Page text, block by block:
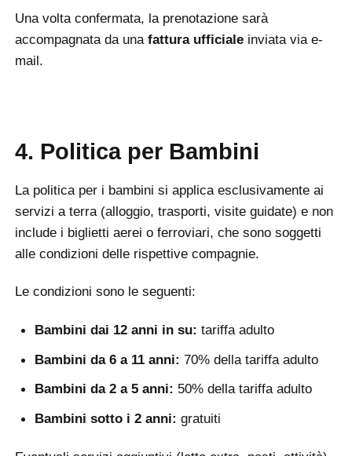
Una volta confermata, la prenotazione sarà
accompagnata da unafattura ufficiale inviata via e-
mail.
4. Politica per Bambini
La politica per i bambini si applica esclusivamente ai
servizi a terra (alloggio, trasporti, visite guidate) e non
include i biglietti aerei o ferroviari, che sono soggetti
alle condizioni delle rispettive compagnie.
Le condizioni sono le seguenti:
Bambini dai 12 anni in su: tariffa adulto
Bambini da 6 a 11 anni: 70% della tariffa adulto
Bambini da 2 a 5 anni: 50% della tariffa adulto
Bambini sotto i 2 anni: gratuiti